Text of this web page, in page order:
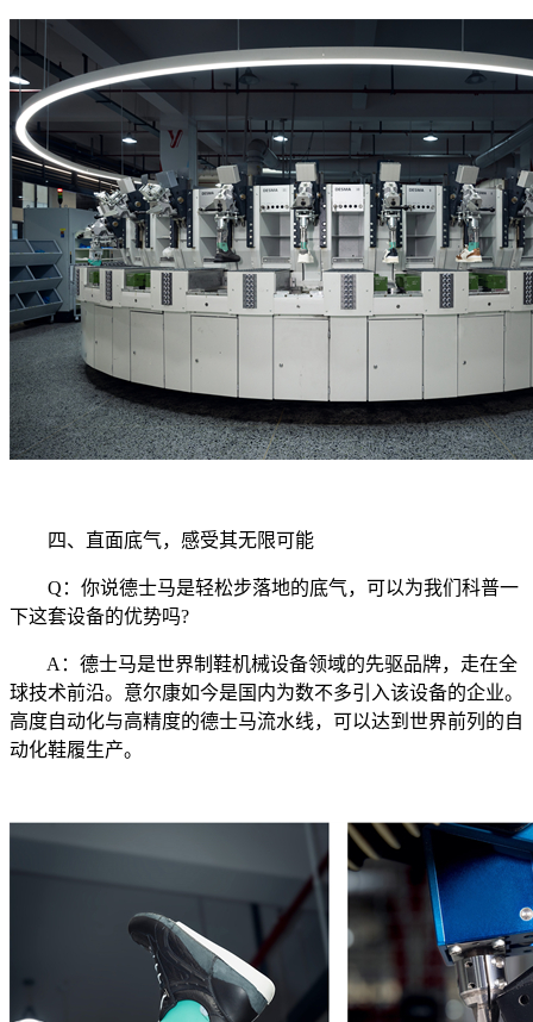
四、直面底气，感受其无限可能
Q：你说德士马是轻松步落地的底气，可以为我们科普一
下这套设备的优势吗?
A：德士马是世界制鞋机械设备领域的先驱品牌，走在全
球技术前沿。意尔康如今是国内为数不多引入该设备的企业。
高度自动化与高精度的德士马流水线，可以达到世界前列的自
动化鞋履生产。